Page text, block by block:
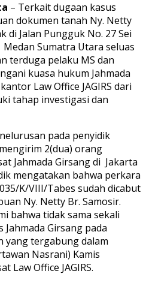
– Terkait dugaan kasus
dokumen tanah Ny. Netty
di Jalan Pungguk No. 27 Sei
Sumatra Utara seluas
terduga pelaku MS dan
kuasa hukum Jahmada
Law Office JAGIRS dari
tahap investigasi dan
pada penyidik
2(dua) orang
Jahmada Girsang di Jakarta
mengatakan bahwa perkara
K/VIII/Tabes sudah dicabut
Ny. Netty Br. Samosir.
bahwa tidak sama sekali
Girsang pada
tergabung dalam
Nasrani) Kamis
Law Office JAGIRS.